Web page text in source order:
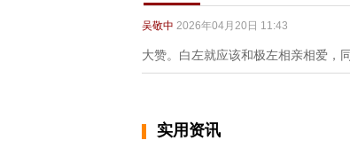
吴敬中 2026年04月20日 11:43
大赞。白左就应该和极左相亲相爱，
实用资讯